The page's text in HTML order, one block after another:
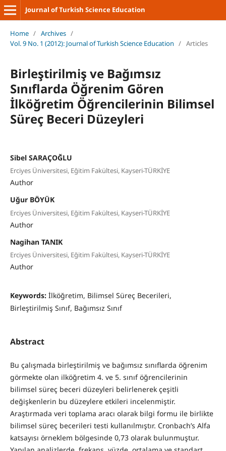
Journal of Turkish Science Education
Home / Archives /
Vol. 9 No. 1 (2012): Journal of Turkish Science Education / Articles
Birleştirilmiş ve Bağımsız
Sınıflarda Öğrenim Gören
İlköğretim Öğrencilerinin Bilimsel
Süreç Beceri Düzeyleri
Sibel SARAÇOĞLU
Erciyes Üniversitesi, Eğitim Fakültesi, Kayseri-TÜRKİYE
Author
Uğur BÖYÜK
Erciyes Üniversitesi, Eğitim Fakültesi, Kayseri-TÜRKİYE
Author
Nagihan TANIK
Erciyes Üniversitesi, Eğitim Fakültesi, Kayseri-TÜRKİYE
Author
Keywords: İlköğretim, Bilimsel Süreç Becerileri,
Birleştirilmiş Sınıf, Bağımsız Sınıf
Abstract
Bu çalışmada birleştirilmiş ve bağımsız sınıflarda öğrenim
görmekte olan ilköğretim 4. ve 5. sınıf öğrencilerinin
bilimsel süreç beceri düzeyleri belirlenerek çeşitli
değişkenlerin bu düzeylere etkileri incelenmiştir.
Araştırmada veri toplama aracı olarak bilgi formu ile birlikte
bilimsel süreç becerileri testi kullanılmıştır. Cronbach’s Alfa
katsayısı örneklem bölgesinde 0,73 olarak bulunmuştur.